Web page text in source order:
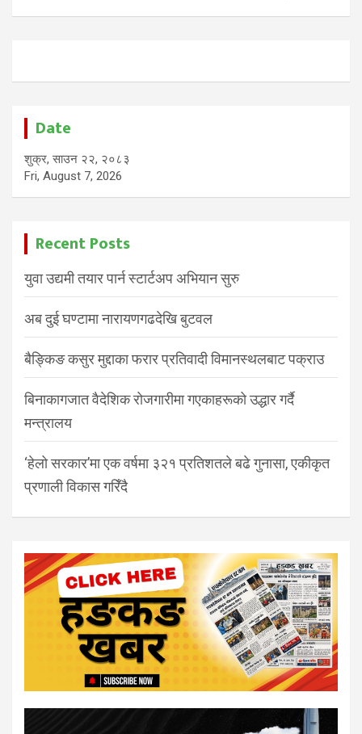
Date
शुक्र, साउन २२, २०८३
Fri, August 7, 2026
Recent Posts
युवा उद्यमी तयार पार्न स्टार्टअप अभियान सुरु
अब दुई घण्टामा नारायणगढदेखि बुटवल
बैङ्किङ कसुर मुद्दाका फरार प्रतिवादी विमानस्थलबाट पक्राउ
बिनाकागजात वैदेशिक रोजगारीमा गएकाहरूको उद्धार गर्दै
मन्त्रालय
‘हेलो सरकार’मा एक वर्षमा ३२१ प्रतिशतले बढे गुनासा, एकीकृत
प्रणाली विकास गरिँदै